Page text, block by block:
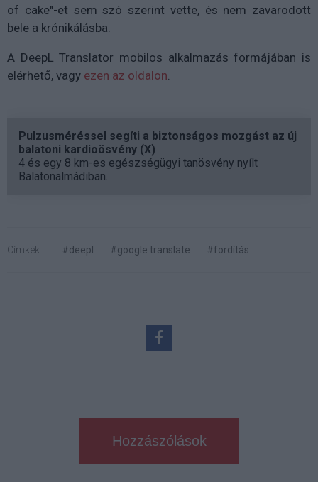
of cake"-et sem szó szerint vette, és nem zavarodott
bele a krónikálásba.
A DeepL Translator mobilos alkalmazás formájában is
elérhető, vagy ezen az oldalon
Pulzusméréssel segíti a biztonságos mozgást az új
balatoni kardioösvény (X)
4 és egy 8 km-es egészségügyi tanösvény nyílt
Balatonalmádiban.
Címkék: #deepl #google translate #fordítás
Hozzászólások